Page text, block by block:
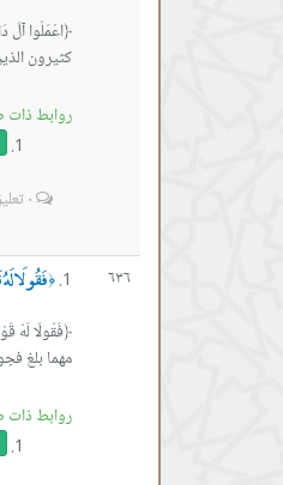
كثيرون
روابط ذات
٠
٦٣٦ ﴿فَقُولَا
‏مهما بلغ
روابط ذات